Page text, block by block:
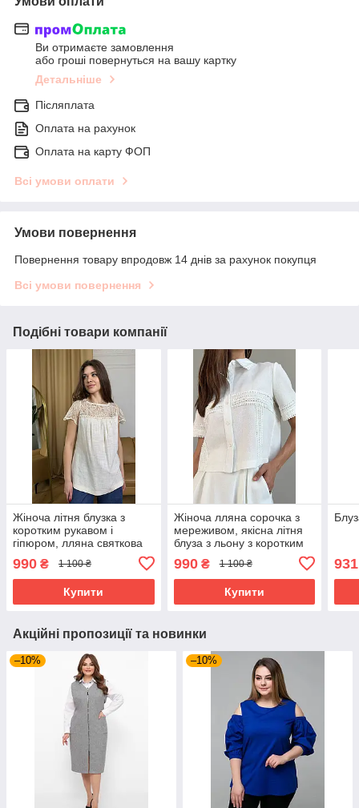
Ви отримаєте замовлення
або гроші повернуться на вашу картку
Детальніше
Післяплата
Оплата на рахунок
Оплата на карту ФОП
Всі умови оплати
Умови повернення
Повернення товару впродовж 14 днів за рахунок покупця
Всі умови повернення
Подібні товари компанії
Жіноча літня блузка з
коротким рукавом і
гіпюром, лляна святкова
легка модна бежева блуза
44 розміри
990 ₴ 1 100 ₴
Купити
Жіноча лляна сорочка з
мереживом, якісна літня
блуза з льону з коротким
молочна
990₴ 1 100 ₴
Купити
Акційні пропозиції та новинки
–10% –10%